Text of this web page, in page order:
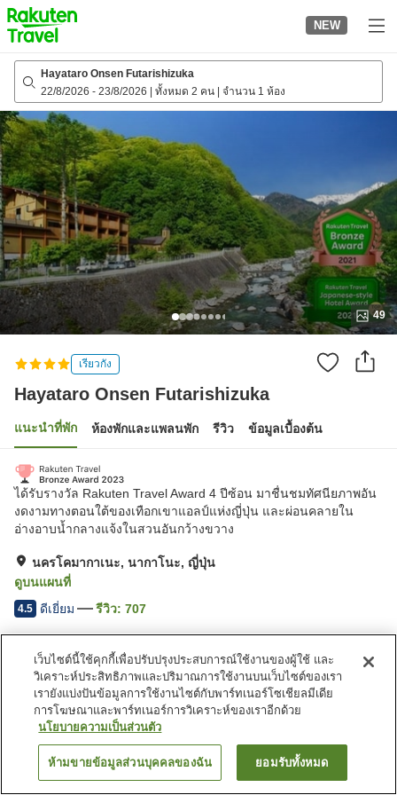
to
top
page
NEW
Hayataro Onsen Futarishizuka
22/8/2026 - 23/8/2026 ทั้งหมด 2 คน จำนวน 1 ห้อง
49
เรียวกัง
Hayataro Onsen Futarishizuka
แนะนำที่พัก ห้องพักและแพลนพัก รีวิว ข้อมูลเบื้องต้น
ได้รับรางวัล Rakuten Travel Award 4 ปีซ้อน มาชื่นชมทัศนียภาพอัน
งดงามทางตอนใต้ของเทือกเขาแอลป์แห่งญี่ปุ่น และผ่อนคลายใน
อ่างอาบน้ำกลางแจ้งในสวนอันกว้างขวาง
นครโคมากาเนะ, นากาโนะ, ญี่ปุ่น
ดูบนแผนที่
4.5 ดีเยี่ยม รีวิว: 707
สิ่งอำนวยความสะดวกในที่พัก
ที่จอดรถ
ซาวน่า
สปา/บิวตี้ซาลอน
ร้านอาหาร
หน้าแรก ญี่ปุ่น นากาโนะ
นครโคมากาเนะ
Hayataro Onsen Futarishizukaค้นหาห้องพัก
เว็บไซต์นี้ใช้คุกกี้เพื่อปรับปรุงประสบการณ์ใช้งานของผู้ใช้ และ
วิเคราะห์ประสิทธิภาพและปริมาณการใช้งานบนเว็บไซต์ของเรา
เรายังแบ่งปันข้อมูลการใช้งานไซต์กับพาร์ทเนอร์โซเชียลมีเดีย
การโฆษณาและพาร์ทเนอร์การวิเคราะห์ของเราอีกด้วย
นโยบายความเป็นส่วนตัว
ห้ามขายข้อมูลส่วนบุคคลของฉัน ยอมรับทั้งหมด